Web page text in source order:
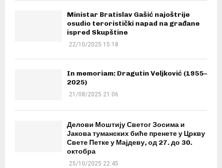
Ministar Bratislav Gašić najoštrije
osudio teroristički napad na građane
ispred Skupštine
22/10/2025 15:18
In memoriam: Dragutin Veljković (1955–
2025)
21/08/2025 21:06
Делови Моштију Светог Зосима и
Јакова туманских биће пренете у Цркву
Свете Петке у Мајдеву, од 27. до 30.
октобра
25/10/2025 22:45